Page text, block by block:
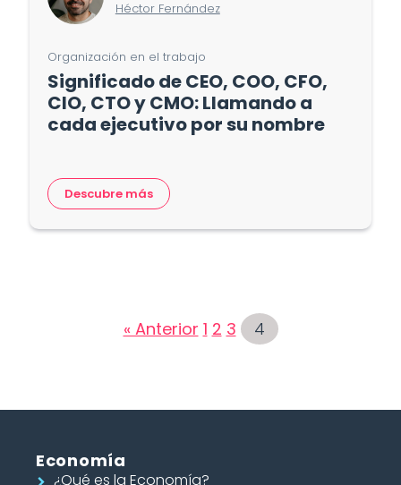
Héctor Fernández
Organización en el trabajo
Significado de CEO, COO, CFO,
CIO, CTO y CMO: Llamando a
cada ejecutivo por su nombre
Descubre más
« Anterior 1 2 3 4
Economía
¿Qué es la Economía?